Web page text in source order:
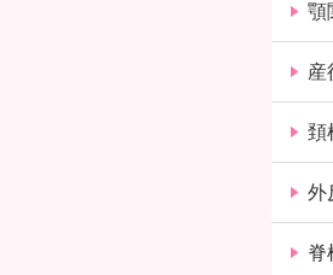
顎
産
頚
外
脊